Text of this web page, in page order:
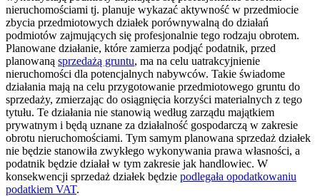
nieruchomościami tj. planuje wykazać aktywność w przedmiocie
zbycia przedmiotowych działek porównywalną do działań
podmiotów zajmujących się profesjonalnie tego rodzaju obrotem.
Planowane działanie, które zamierza podjąć podatnik, przed
planowaną sprzedażą gruntu, ma na celu uatrakcyjnienie
nieruchomości dla potencjalnych nabywców. Takie świadome
działania mają na celu przygotowanie przedmiotowego gruntu do
sprzedaży, zmierzając do osiągnięcia korzyści materialnych z tego
tytułu. Te działania nie stanowią według zarządu majątkiem
prywatnym i będą uznane za działalność gospodarczą w zakresie
obrotu nieruchomościami. Tym samym planowana sprzedaż działek
nie będzie stanowiła zwykłego wykonywania prawa własności, a
podatnik będzie działał w tym zakresie jak handlowiec. W
konsekwencji sprzedaż działek będzie podlegała opodatkowaniu
podatkiem VAT.